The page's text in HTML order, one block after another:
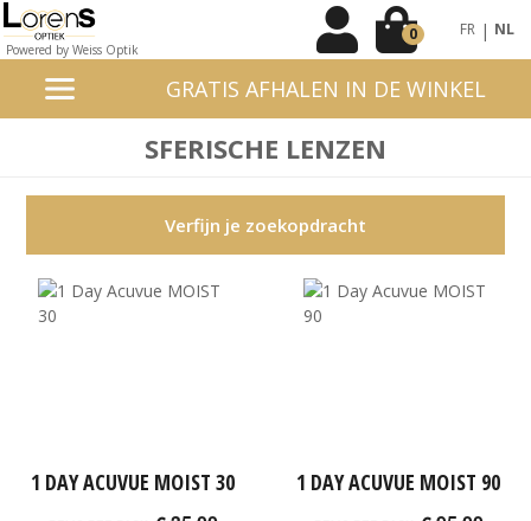
Powered by Weiss Optik
0 FR | NL
GRATIS AFHALEN IN DE WINKEL
SFERISCHE LENZEN
Verfijn je zoekopdracht
1 DAY ACUVUE MOIST 30 1 DAY ACUVUE MOIST 90